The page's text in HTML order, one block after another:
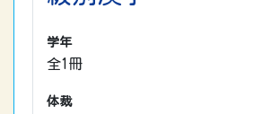
学年
全1冊
体裁